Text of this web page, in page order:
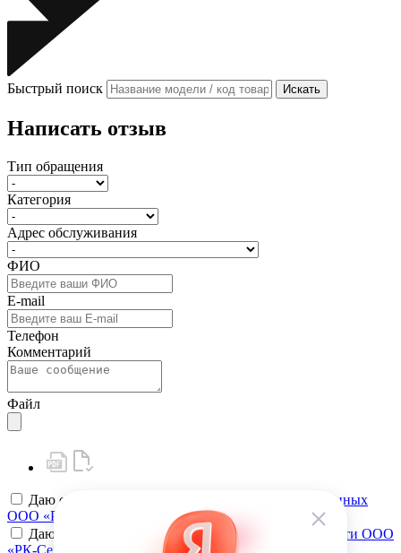
Быстрый поиск Искать
Написать отзыв
Тип обращения
Категория
Адрес обслуживания
ФИО
E-mail
Телефон
Комментарий
Файл
Даю своё
согласие на обработку персональных данных
ООО «РК-Сервис»
Даю своё
согласие на политику конфиденциальности ООО
«РК-Сервис»